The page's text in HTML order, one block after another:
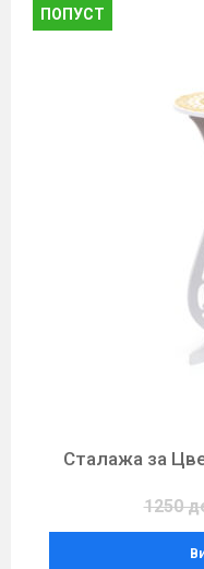
ПОПУСТ
Сталажа за
1250